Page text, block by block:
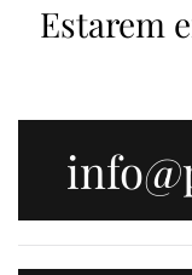
Estarem